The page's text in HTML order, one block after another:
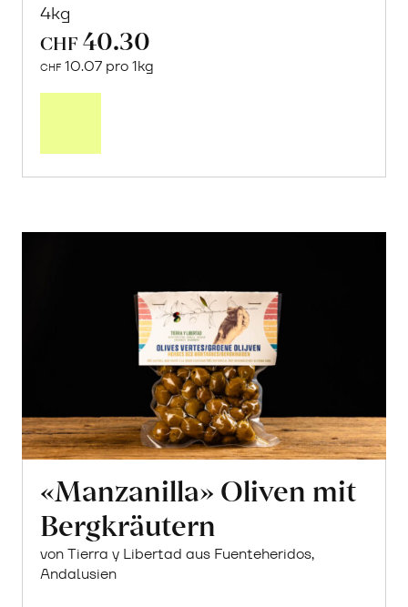
4kg
CHF 40.30
CHF 10.07 pro 1kg
Post
«Manzanilla» Oliven mit
Bergkräutern
von Tierra y Libertad aus Fuenteheridos,
Andalusien